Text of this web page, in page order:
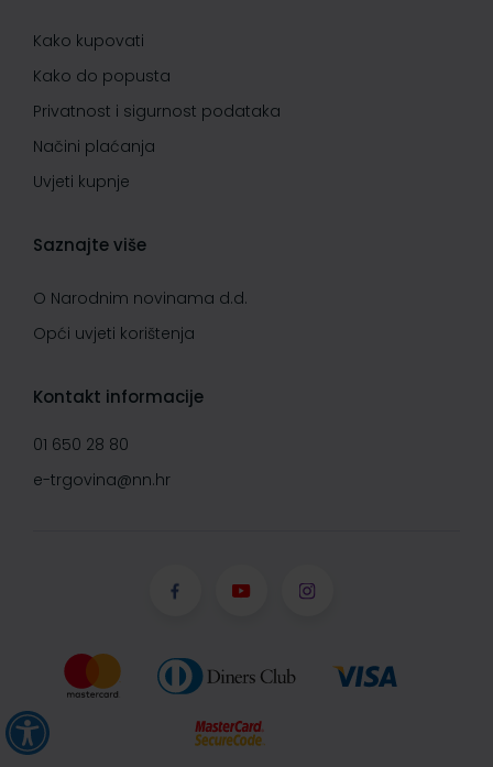
Kako kupovati
Kako do popusta
Privatnost i sigurnost podataka
Načini plaćanja
Uvjeti kupnje
Saznajte više
O Narodnim novinama d.d.
Opći uvjeti korištenja
Kontakt informacije
01 650 28 80
e-trgovina@nn.hr